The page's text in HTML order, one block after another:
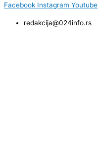
Facebook Instagram Youtube
redakcija@024info.rs